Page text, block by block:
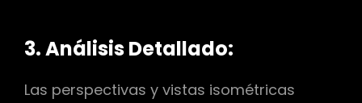
3. Análisis Detallado:
Las perspectivas y vistas isométricas